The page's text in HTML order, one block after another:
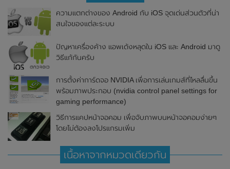
ความแตกต่างของ Android กับ iOS จุดเด่นส่วนตัวที่น่า
สนใจของแต่ละระบบ
ปัญหาเครื่องค้าง แอพเด้งหลุดใน iOS และ Android มาดู
วิธีแก้กันครับ
การตั้งค่าการ์ดจอ NVIDIA เพื่อการเล่นเกมส์ที่ไหลลื่นขึ้น
พร้อมภาพประกอบ (nvidia control panel settings for
gaming performance)
วิธีการแคปหน้าจอคอม เพื่อจับภาพบนหน้าจอคอมง่ายๆ
โดยไม่ต้องลงโปรแกรมเพิ่ม
เนื้อหาจากหมวดเดียวกัน